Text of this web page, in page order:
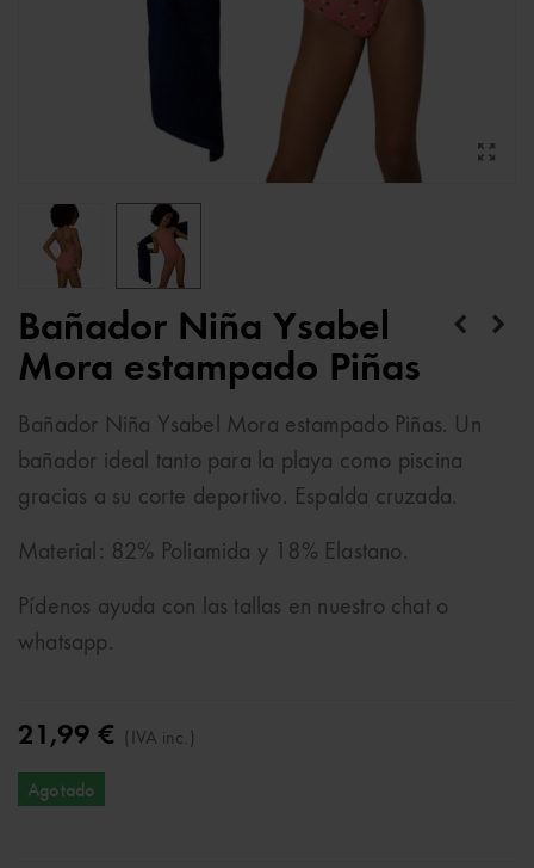
Bañador Niña Ysabel
Mora estampado Piñas
Bañador Niña Ysabel Mora estampado Piñas. Un
bañador ideal tanto para la playa como piscina
gracias a su corte deportivo. Espalda cruzada.
Material: 82% Poliamida y 18% Elastano.
Pídenos ayuda con las tallas en nuestro chat o
whatsapp.
21,99 € (IVA inc.)
Agotado